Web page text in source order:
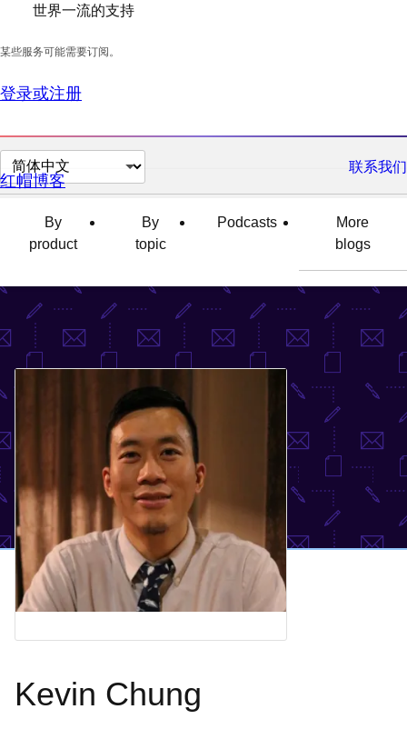
世界一流的支持
某些服务可能需要订阅。
登录或注册
切
换
言
联系我们
红帽博客
By
product
By
topic
Podcasts
More
blogs
Kevin Chung